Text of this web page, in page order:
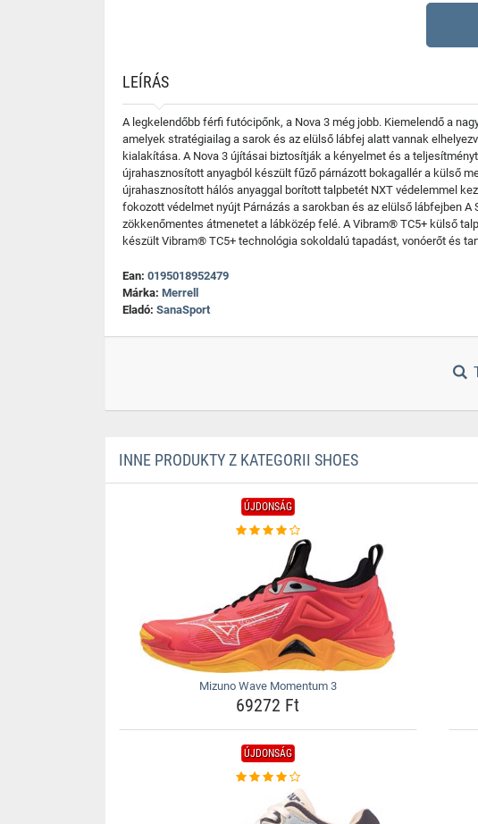
LEÍRÁS
A legkelendőbb férfi futócipőnk, a Nova 3 még jobb. Kiemelendő a
amelyek stratégiailag a sarok és az elülső lábfej alatt vannak
kialakítása. A Nova 3 újításai biztosítják a kényelmet és a
újrahasznosított anyagból készült fűző párnázott bokagallér a külső
újrahasznosított hálós anyaggal borított talpbetét NXT védelemmel
fokozott védelmet nyújt Párnázás a sarokban és az elülső lábfejben
zökkenőmentes átmenetet a lábközép felé. A Vibram® TC5+ külső
készült Vibram® TC5+ technológia sokoldalú tapadást, vonóerőt és
Ean: 0195018952479
Márka: Merrell
Eladó: SanaSport
INNE PRODUKTY Z KATEGORII SHOES
ÚJDONSÁG
Mizuno Wave Momentum 3
69272 Ft
ÚJDONSÁG